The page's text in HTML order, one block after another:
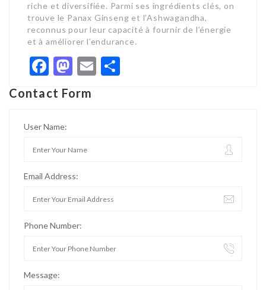
riche et diversifiée. Parmi ses ingrédients clés, on
trouve le Panax Ginseng et l’Ashwagandha,
reconnus pour leur capacité à fournir de l’énergie
et à améliorer l’endurance.
Facebook
Mastodon
Email
Contact Form
User Name:
Email Address:
Phone Number:
Message: